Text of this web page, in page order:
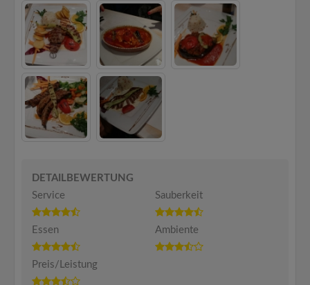
DETAILBEWERTUNG
Service
Sauberkeit
Essen Ambiente
Preis/Leistung